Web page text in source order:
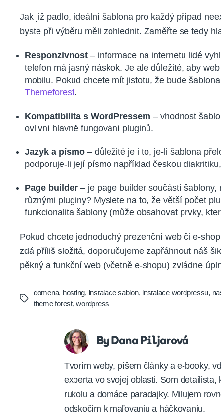
Jak již padlo, ideální šablona pro každý případ
byste při výběru měli zohlednit. Zaměřte se tedy
Responzivnost – informace na internetu lidé
telefon má jasný náskok. Je ale důležité, aby
mobilu. Pokud chcete mít jistotu, že bude
Themeforest.
Kompatibilita s WordPressem – vhodnost
ovlivní hlavně fungování pluginů.
Jazyk a písmo – důležité je i to, je-li šablona
podporuje-li její písmo například českou
Page builder – je page builder součástí
různými pluginy? Myslete na to, že větší počet
funkcionalita šablony (může obsahovat prvky,
Pokud chcete jednoduchý prezenční web či e-
zdá příliš složitá, doporučujeme zapřáhnout náš
pěkný a funkční web (včetně e-shopu) zvládne
Tags
domena, hosting, instalace sablon, instalace wordpressu,
theme forest,wordpress
By Dana Piljarová
Tvorím weby, píšem články a e-booky,
experta vo svojej oblasti. Som
rukolu a domáce paradajky. Milujem
odskočím k maľovaniu a háčkovaniu.